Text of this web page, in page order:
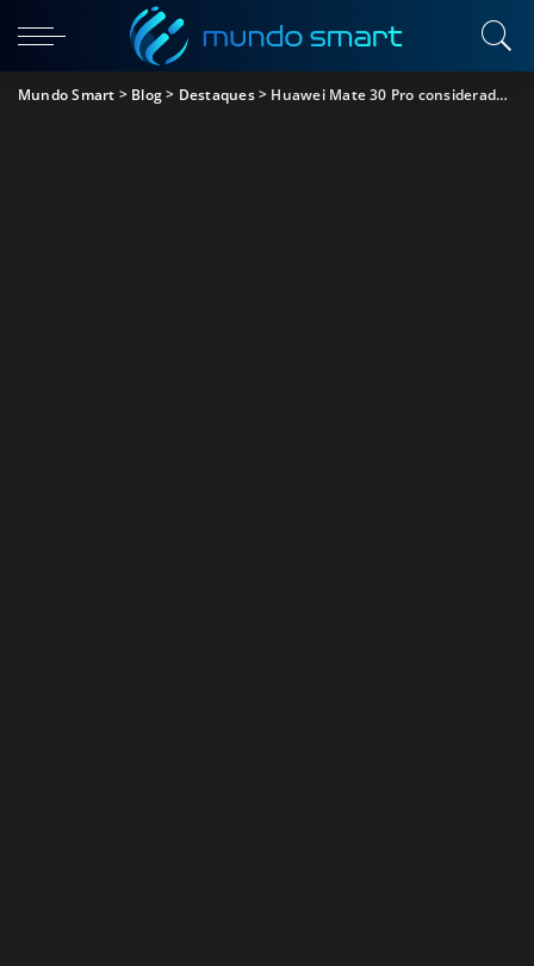
Mundo Smart > Blog> Destaques> Huawei Mate 30 Pro considerado um dos melhores do ano